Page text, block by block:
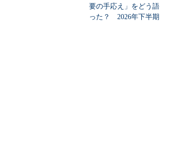
要の手応え」をどう語
った？ 2026年下半期